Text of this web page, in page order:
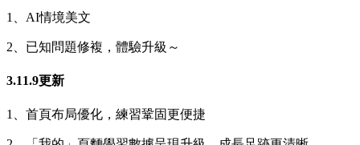
1、AI情境美文
2、已知問題修複，體驗升級～
3.11.9更新
1、首頁布局優化，練習鞏固更便捷